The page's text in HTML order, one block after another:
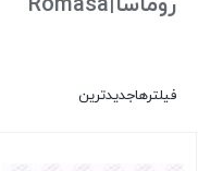
فیلترهاجدیدترین